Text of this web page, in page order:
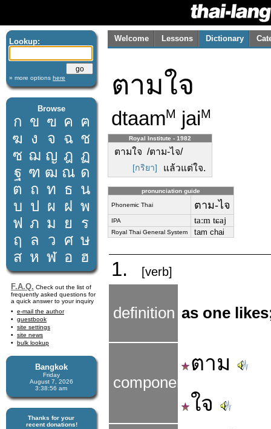
Lookup:
» more options here
Browse
ก ข ฃ ค ฅ
ฆ ง จ ฉ ช
ซ ฌ ญ ฎ ฏ
ฐ ฑ ฒ ณ ด
ต ถ ท ธ น
บ ป ผ ฝ พ
ฟ ภ ม ย
ร
ฤ
ล ว ศ ษ
ส ห ฬ อ ฮ
F.A.Q. Check out the list of
frequently asked questions for
a quick answer to your inquiry
e-mail the author
guestbook
site settings
site news
bulk lookup
Bangkok
Friday
August 7, 2026
3:38:56 am
Thanks for your
recent donations!
Welcome Lessons Dictionary
ตามใจ
dtaamM jaiM
Royal Institute - 1982
ตามใจ /ตาม-ไจ/
[กริยา] แล้วแต่ใจ.
pronunciation guide
Phonemic Thai ตาม-ไจ
IPA taːm tɕaj
Royal Thai General System tam chai
1. [verb]
definition as one
components
ตาม
ใจ